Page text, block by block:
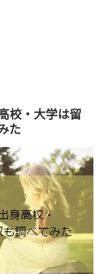
校・大学は留
た